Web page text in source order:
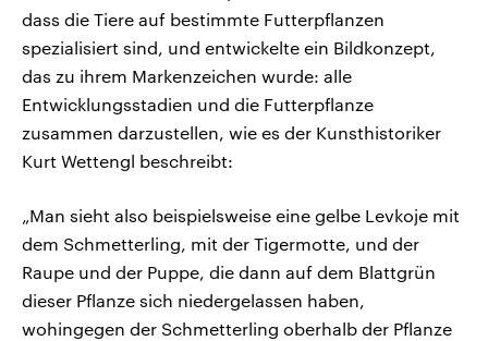
dass die Tiere auf bestimmte Futterpflanzen
spezialisiert sind, und entwickelte ein Bildkonzept,
das zu ihrem Markenzeichen wurde: alle
Entwicklungsstadien und die Futterpflanze
zusammen darzustellen, wie es der Kunsthistoriker
Kurt Wettengl beschreibt:
„Man sieht also beispielsweise eine gelbe Levkoje mit
dem Schmetterling, mit der Tigermotte, und der
Raupe und der Puppe, die dann auf dem Blattgrün
dieser Pflanze sich niedergelassen haben,
wohingegen der Schmetterling oberhalb der Pflanze